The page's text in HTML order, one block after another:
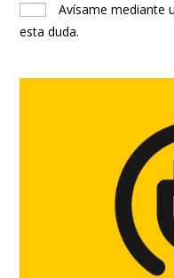
Avísame mediante
esta duda.